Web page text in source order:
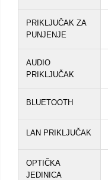
PRIKLJUČAK ZA
PUNJENJE
AUDIO
PRIKLJUČAK
BLUETOOTH
LAN PRIKLJUČAK
OPTIČKA
JEDINICA